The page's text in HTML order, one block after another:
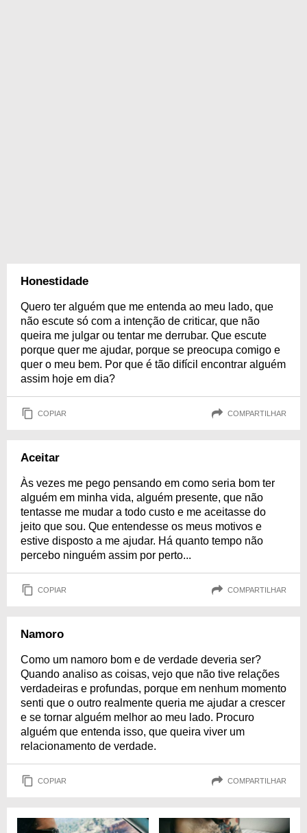
Honestidade
Quero ter alguém que me entenda ao meu lado, que
não escute só com a intenção de criticar, que não
queira me julgar ou tentar me derrubar. Que escute
porque quer me ajudar, porque se preocupa comigo e
quer o meu bem. Por que é tão difícil encontrar alguém
assim hoje em dia?
COPIAR COMPARTILHAR
Aceitar
Às vezes me pego pensando em como seria bom ter
alguém em minha vida, alguém presente, que não
tentasse me mudar a todo custo e me aceitasse do
jeito que sou. Que entendesse os meus motivos e
estive disposto a me ajudar. Há quanto tempo não
percebo ninguém assim por perto...
COPIAR COMPARTILHAR
Namoro
Como um namoro bom e de verdade deveria ser?
Quando analiso as coisas, vejo que não tive relações
verdadeiras e profundas, porque em nenhum momento
senti que o outro realmente queria me ajudar a crescer
e se tornar alguém melhor ao meu lado. Procuro
alguém que entenda isso, que queira viver um
relacionamento de verdade.
COPIAR COMPARTILHAR